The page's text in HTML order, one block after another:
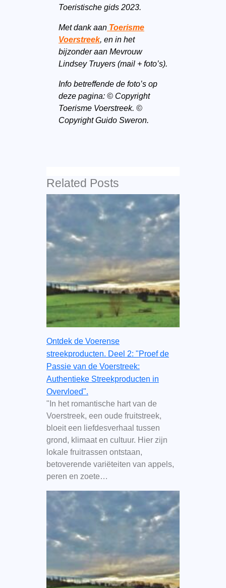
Toeristische gids 2023.
Met dank aanToerisme
Voerstreek, en in het
bijzonder aan Mevrouw
Lindsey Truyers (mail + foto’s).
Info betreffende de foto’s op
deze pagina: © Copyright
Toerisme Voerstreek. ©
Copyright Guido Sweron.
Related Posts
Ontdek de Voerense
streekproducten. Deel 2: "Proef de
Passie van de Voerstreek:
Authentieke Streekproducten in
Overvloed".
"In het romantische hart van de
Voerstreek, een oude fruitstreek,
bloeit een liefdesverhaal tussen
grond, klimaat en cultuur. Hier zijn
lokale fruitrassen ontstaan,
betoverende variëteiten van appels,
peren en zoete…